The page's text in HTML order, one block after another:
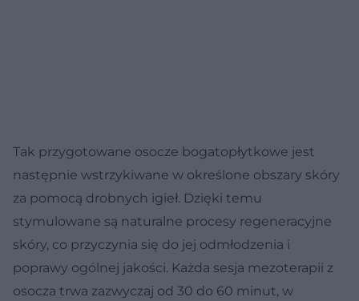
Tak przygotowane osocze bogatopłytkowe jest
następnie wstrzykiwane w określone obszary skóry
za pomocą drobnych igieł. Dzięki temu
stymulowane są naturalne procesy regeneracyjne
skóry, co przyczynia się do jej odmłodzenia i
poprawy ogólnej jakości. Każda sesja mezoterapii z
osocza trwa zazwyczaj od 30 do 60 minut, w